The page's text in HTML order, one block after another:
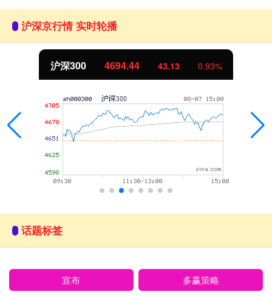
沪深京行情 实时轮播
北证50 1134.24 11.37
话题标签
宣布 多赢策略